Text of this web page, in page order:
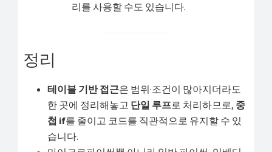
리를 사용할 수도 있습니다.
정리
테이블 기반 접근은 범위·조건이 많아지더라도
한 곳에 정리해놓고 단일 루프로 처리하므로, 중
첩 if를 줄이고 코드를 직관적으로 유지할 수 있
습니다.